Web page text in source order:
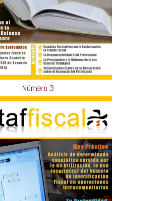
Número 3